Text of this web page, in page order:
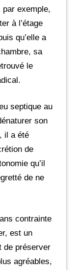
exemple,
à l’étage
qu’elle a
sa
le
septique au
son
il a été
de
qu’il
de ne
contrainte
est un
de préserver
agréables,